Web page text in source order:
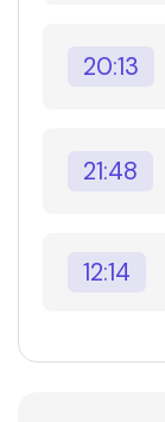
20:13
21:48
12:14